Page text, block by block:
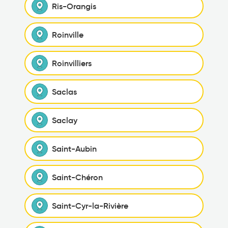
Ris-Orangis
Roinville
Roinvilliers
Saclas
Saclay
Saint-Aubin
Saint-Chéron
Saint-Cyr-la-Rivière